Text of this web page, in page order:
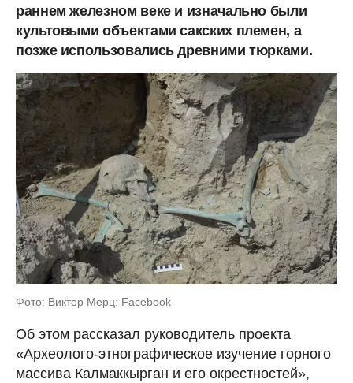
раннем железном веке и изначально были
культовыми объектами сакских племен, а
позже использовались древними тюрками.
Фото: Виктор Мерц: Facebook
Об этом рассказал руководитель проекта
«Археолого-этнографическое изучение горного
массива Калмаккырган и его окрестностей»,